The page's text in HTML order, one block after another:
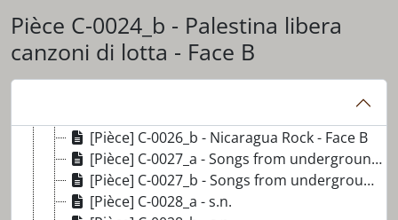
Pièce C-0024_b - Palestina libera
canzoni di lotta - Face B
[Fonds] 073_NW - Nicolas Wadimoff
[Pièce] C-0025_a - Canzoni di lotta del Popolo palestinense Marcel Kalifè Al Mayadine - Face A
[Pièce] C-0026_b - Nicaragua Rock - Face B
[Pièce] C-0027_a - Songs from underground - Face A
[Pièce] C-0027_b - Songs from underground - Face B
[Pièce] C-0028_a - s.n.